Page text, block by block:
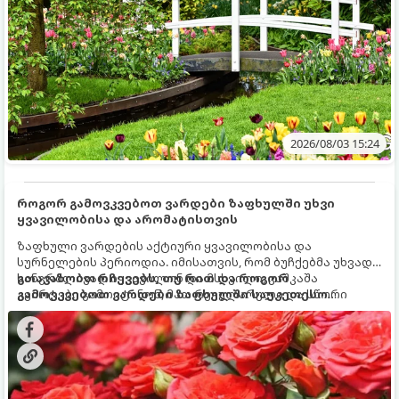
2026/08/03 15:24
როგორ გამოვკვებოთ ვარდები ზაფხულში უხვი
ყვავილობისა და არომატისთვის
ზაფხული ვარდების აქტიური ყვავილობისა და
სურნელების პერიოდია. იმისათვის, რომ ბუჩქებმა უხვად,
ხანგრძლივად იყვავილონ და მსხვილი, კაშკაშა
კვირტები გამოიტანონ, მათ რეგულარული და სწორი
გამოკვება სჭირდებათ. ზაფხულის პერიოდში მცენარის
მოთხოვნილებები იცვლება, ამიტომ მნიშვნელოვანია
ვიცოდეთ, რომელი სასუქები გამოიყენება ამ დროს.
გთავაზობთ რჩევებს, თუ რით და როგორ
გამოვკვებოთ ვარდები ზაფხულში საუკეთესო
შედეგის მისაღწევად: